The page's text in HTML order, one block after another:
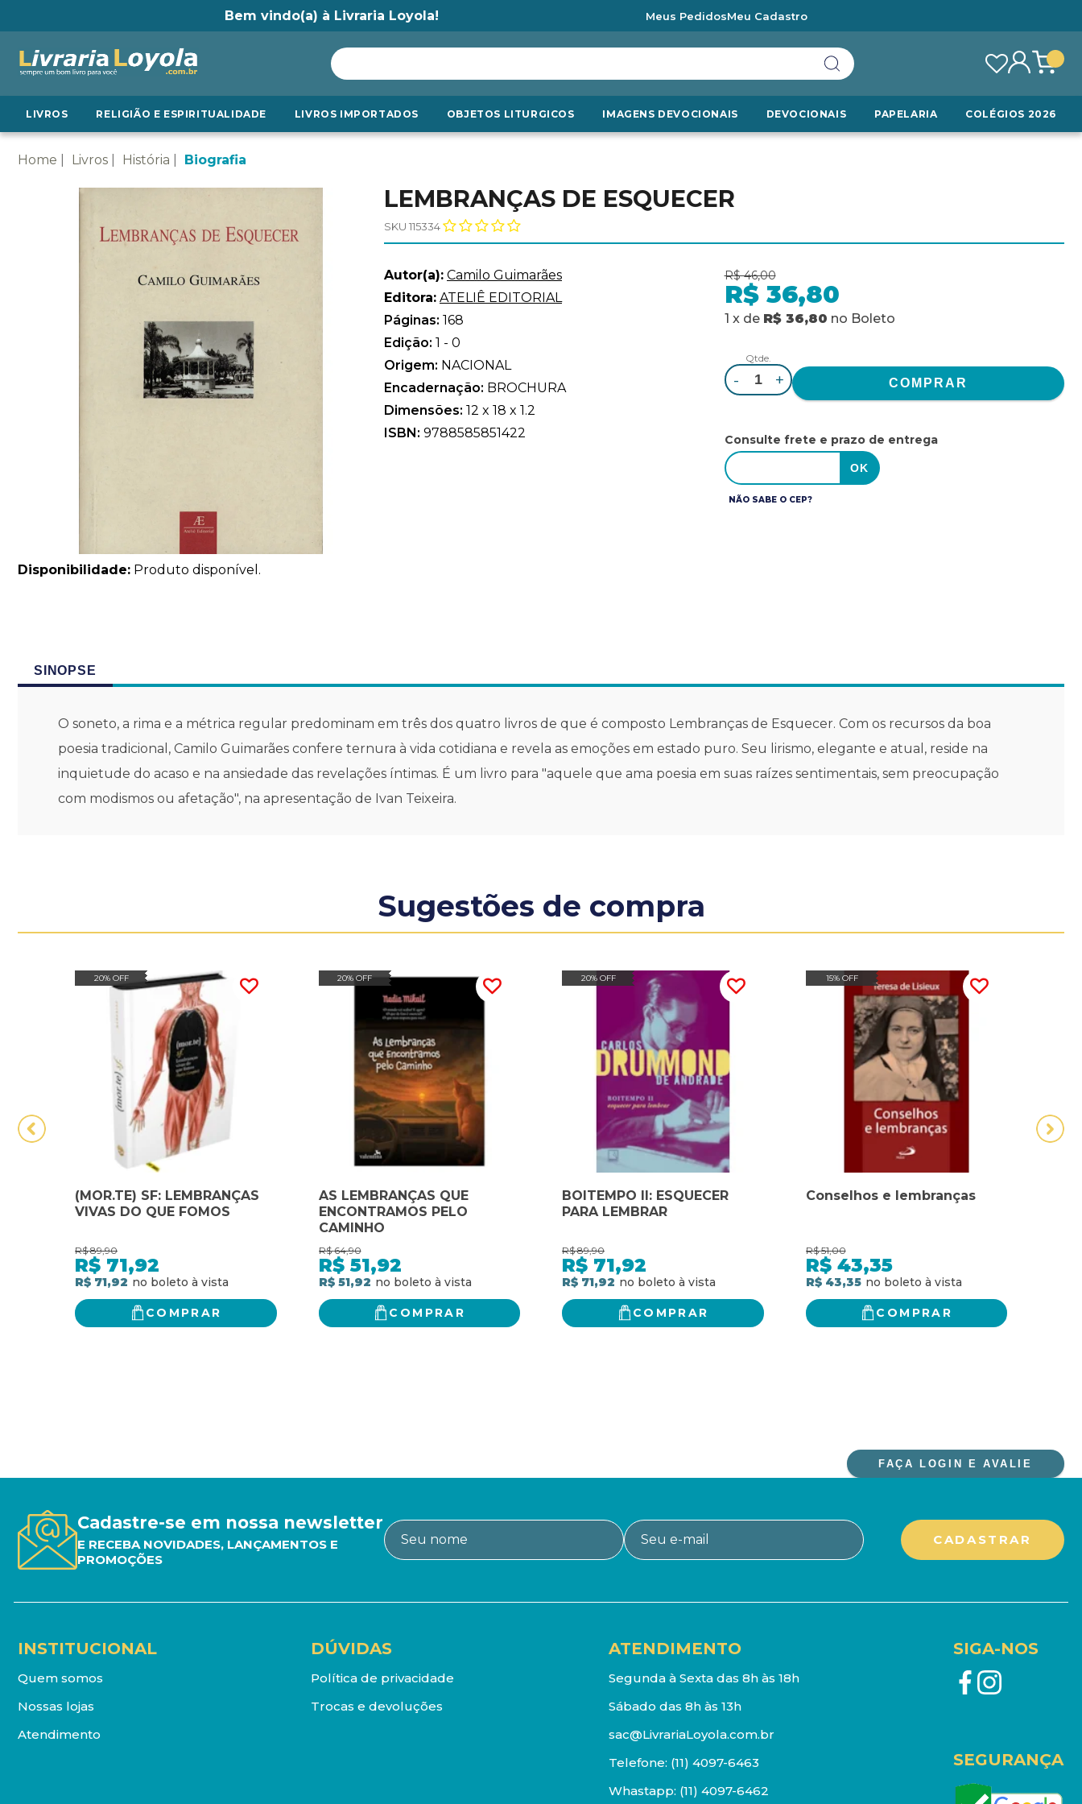
Bem vindo(a) à Livraria Loyola! Meus PedidosMeu Cadastro
LIVROS RELIGIÃO E ESPIRITUALIDADE LIVROS IMPORTADOS OBJETOS LITURGICOS IMAGENS DEVOCIONAIS DEVOCIONAIS PAPELARIA COLÉGIOS 2026
Home Livros História Biografia
Disponibilidade: Produto disponível.
LEMBRANÇAS DE ESQUECER
SKU 115334
Autor(a): Camilo Guimarães
Editora: ATELIÊ EDITORIAL
Páginas: 168
Edição: 1 - 0
Origem: NACIONAL
Encadernação: BROCHURA
Dimensões: 12 x 18 x 1.2
ISBN: 9788585851422
R$ 46,00
R$ 36,80
1 x de R$ 36,80 no Boleto
Qtde.
- +
Consulte frete e prazo de entrega
NÃO SABE O CEP?
SINOPSE
O soneto, a rima e a métrica regular predominam em três dos quatro livros de que é composto Lembranças de Esquecer. Com os recursos da boa
poesia tradicional, Camilo Guimarães confere ternura à vida cotidiana e revela as emoções em estado puro. Seu lirismo, elegante e atual, reside na
inquietude do acaso e na ansiedade das revelações íntimas. É um livro para "aquele que ama poesia em suas raízes sentimentais, sem preocupação
com modismos ou afetação", na apresentação de Ivan Teixeira.
Sugestões de compra
20% OFF
(MOR.TE) SF: LEMBRANÇAS
VIVAS DO QUE FOMOS
R$ 89,90
R$ 71,92
R$ 71,92
COMPRAR
20% OFF
AS LEMBRANÇAS QUE
ENCONTRAMOS PELO
CAMINHO
R$ 64,90
R$ 51,92
R$ 51,92
COMPRAR
20% OFF
BOITEMPO II: ESQUECER
PARA LEMBRAR
R$ 89,90
R$ 71,92
R$ 71,92
COMPRAR
15% OFF
Conselhos e lembranças
R$ 51,00
R$ 43,35
R$ 43,35
COMPRAR
FAÇA LOGIN E AVALIE
Cadastre-se em nossa newsletter
E RECEBA NOVIDADES, LANÇAMENTOS E
PROMOÇÕES
INSTITUCIONAL
Quem somos
Nossas lojas
Atendimento
DÚVIDAS
Política de privacidade
Trocas e devoluções
ATENDIMENTO
Segunda à Sexta das 8h às 18h
Sábado das 8h às 13h
sac@LivrariaLoyola.com.br
Telefone: (11) 4097-6463
Whastapp: (11) 4097-6462
SIGA-NOS
SEGURANÇA